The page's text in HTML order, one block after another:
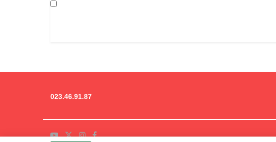
023.46.91.87